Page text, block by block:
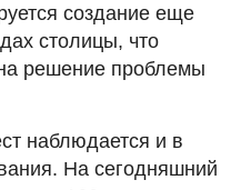
создание еще
столицы, что
решение проблемы
наблюдается и в
На сегодняшний